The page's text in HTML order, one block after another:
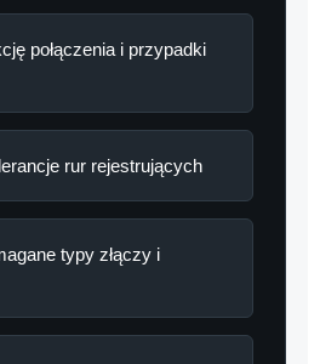
połączenia i przypadki
rur rejestrujących
typy złączy i